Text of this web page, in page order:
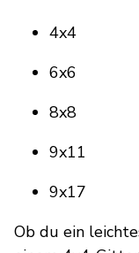
4x4
6x6
8x8
9x11
9x17
Ob du ein